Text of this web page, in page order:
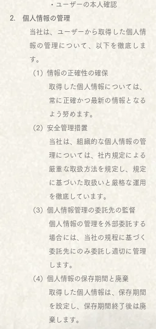
・ユーザーの本人確認
2. 個人情報の管理
当社は、ユーザーから取得した個人情
報の管理について、以下を徹底しま
す。
（1）情報の正確性の確保
取得した個人情報については、
常に正確かつ最新の情報となる
よう努めます。
（2）安全管理措置
当社は、組織的な個人情報の管
理については、社内規定による
厳重な取扱方法を規定し、規定
に基づいた取扱いと厳格な運用
を徹底しています。
（3）個人情報管理の委託先の監督
個人情報の管理を外部委託する
場合には、当社の規程に基づく
委託先にのみ委託し適切に管理
します。
（4）個人情報の保存期間と廃棄
取得した個人情報は、保存期間
を設定し、保存期間終了後は廃
棄します。